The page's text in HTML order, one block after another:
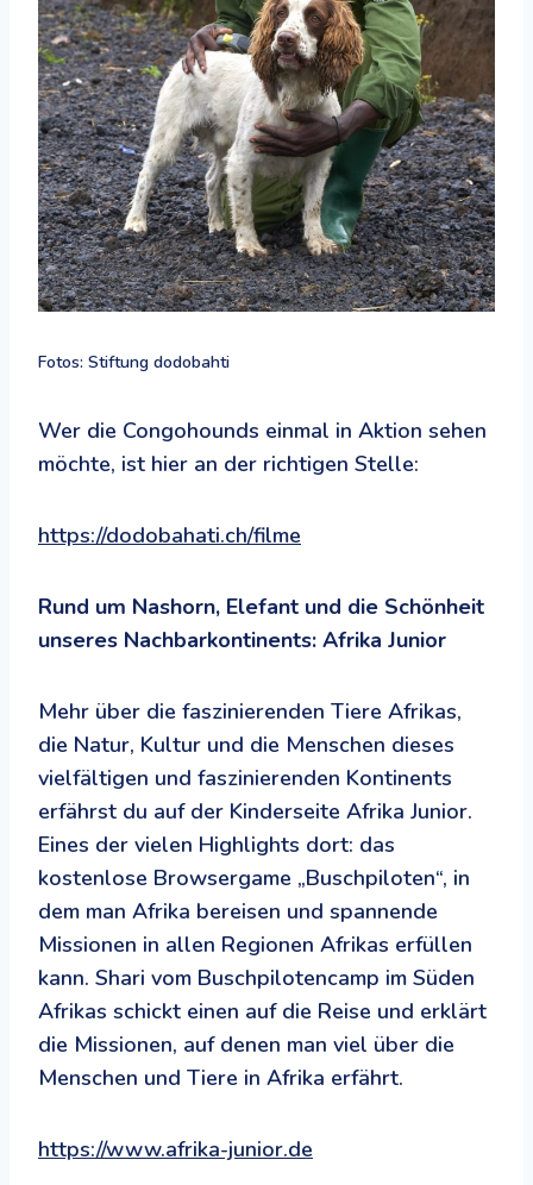
Fotos: Stiftung dodobahti
Wer die Congohounds einmal in Aktion sehen
möchte, ist hier an der richtigen Stelle:
https://dodobahati.ch/filme
Rund um Nashorn, Elefant und die Schönheit
unseres Nachbarkontinents: Afrika Junior
Mehr über die faszinierenden Tiere Afrikas,
die Natur, Kultur und die Menschen dieses
vielfältigen und faszinierenden Kontinents
erfährst du auf der Kinderseite Afrika Junior.
Eines der vielen Highlights dort: das
kostenlose Browsergame „Buschpiloten“, in
dem man Afrika bereisen und spannende
Missionen in allen Regionen Afrikas erfüllen
kann. Shari vom Buschpilotencamp im Süden
Afrikas schickt einen auf die Reise und erklärt
die Missionen, auf denen man viel über die
Menschen und Tiere in Afrika erfährt.
https://www.afrika-junior.de